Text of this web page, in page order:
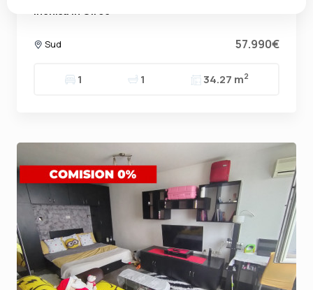
Sud 57.990€
1 1 34.27 m2